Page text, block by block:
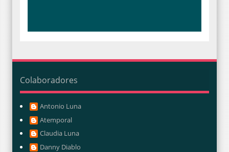
Colaboradores
Antonio Luna
Atemporal
Claudia Luna
Danny Diablo